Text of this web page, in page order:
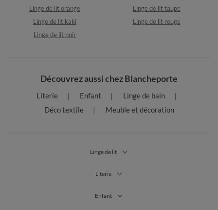
Linge de lit orange
Linge de lit taupe
Linge de lit kaki
Linge de lit rouge
Linge de lit noir
Découvrez aussi chez Blancheporte
Literie Enfant
Linge de bain
Déco textile
Meuble et décoration
Linge de lit
Literie
Enfant